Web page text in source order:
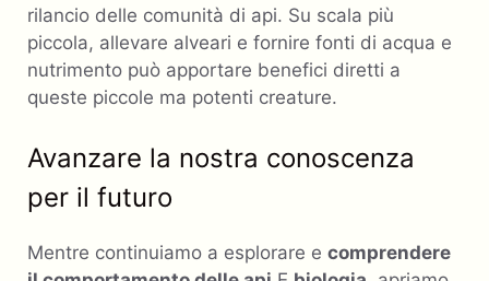
rilancio delle comunità di api. Su scala più
piccola, allevare alveari e fornire fonti di acqua e
nutrimento può apportare benefici diretti a
queste piccole ma potenti creature.
Avanzare la nostra conoscenza
per il futuro
Mentre continuiamo a esplorare e comprendere